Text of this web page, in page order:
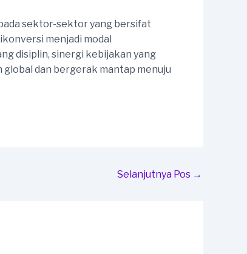
sektor-sektor yang bersifat
menjadi modal
disiplin, sinergi kebijakan yang
dan bergerak mantap menuju
Selanjutnya Pos →